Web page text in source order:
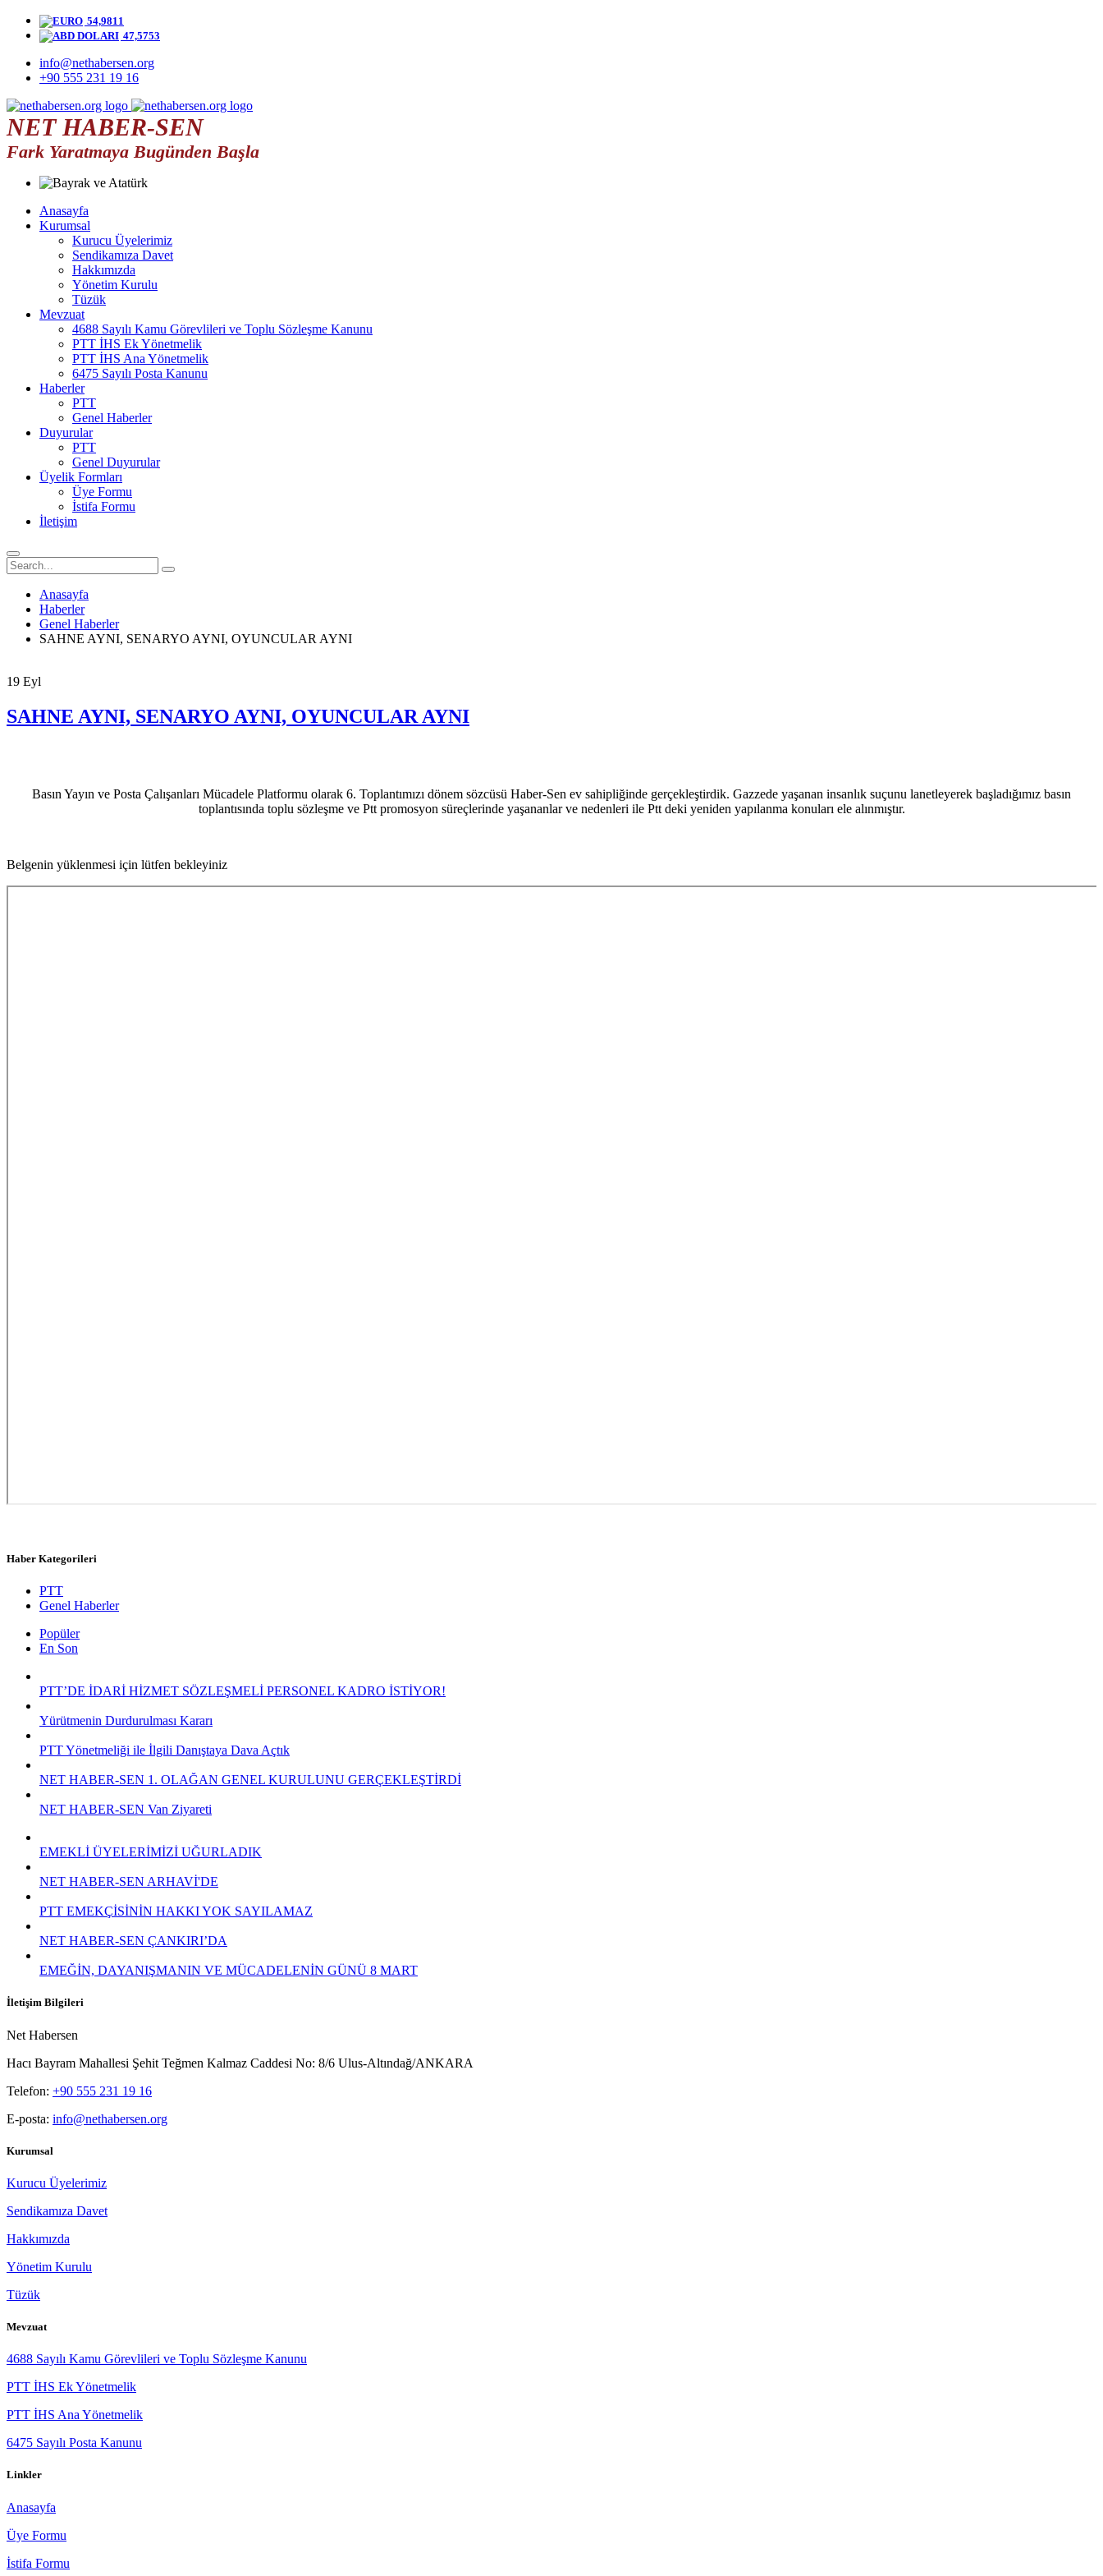
54,9811
47,5753
info@nethabersen.org
+90 555 231 19 16
NET HABER-SEN
Fark Yaratmaya Bugünden Başla
Anasayfa
Kurumsal
Kurucu Üyelerimiz
Sendikamıza Davet
Hakkımızda
Yönetim Kurulu
Tüzük
Mevzuat
4688 Sayılı Kamu Görevlileri ve Toplu Sözleşme Kanunu
PTT İHS Ek Yönetmelik
PTT İHS Ana Yönetmelik
6475 Sayılı Posta Kanunu
Haberler
PTT
Genel Haberler
Duyurular
PTT
Genel Duyurular
Üyelik Formları
Üye Formu
İstifa Formu
İletişim
Anasayfa
Haberler
Genel Haberler
SAHNE AYNI, SENARYO AYNI, OYUNCULAR AYNI
19 Eyl
SAHNE AYNI, SENARYO AYNI, OYUNCULAR AYNI
Basın Yayın ve Posta Çalışanları Mücadele Platformu olarak 6. Toplantımızı dönem sözcüsü Haber-Sen ev sahipliğinde gerçekleştirdik. Gazzede yaşanan insanlık suçunu lanetleyerek başladığımız basın
toplantısında toplu sözleşme ve Ptt promosyon süreçlerinde yaşananlar ve nedenleri ile Ptt deki yeniden yapılanma konuları ele alınmıştır.
Belgenin yüklenmesi için lütfen bekleyiniz
Haber Kategorileri
PTT
Genel Haberler
Popüler
En Son
PTT’DE İDARİ HİZMET SÖZLEŞMELİ PERSONEL KADRO İSTİYOR!
Yürütmenin Durdurulması Kararı
PTT Yönetmeliği ile İlgili Danıştaya Dava Açtık
NET HABER-SEN 1. OLAĞAN GENEL KURULUNU GERÇEKLEŞTİRDİ
NET HABER-SEN Van Ziyareti
EMEKLİ ÜYELERİMİZİ UĞURLADIK
NET HABER-SEN ARHAVİ'DE
PTT EMEKÇİSİNİN HAKKI YOK SAYILAMAZ
NET HABER-SEN ÇANKIRI’DA
EMEĞİN, DAYANIŞMANIN VE MÜCADELENİN GÜNÜ 8 MART
İletişim Bilgileri
Net Habersen
Hacı Bayram Mahallesi Şehit Teğmen Kalmaz Caddesi No: 8/6 Ulus-Altındağ/ANKARA
Telefon: +90 555 231 19 16
E-posta: info@nethabersen.org
Kurumsal
Kurucu Üyelerimiz
Sendikamıza Davet
Hakkımızda
Yönetim Kurulu
Tüzük
Mevzuat
4688 Sayılı Kamu Görevlileri ve Toplu Sözleşme Kanunu
PTT İHS Ek Yönetmelik
PTT İHS Ana Yönetmelik
6475 Sayılı Posta Kanunu
Linkler
Anasayfa
Üye Formu
İstifa Formu